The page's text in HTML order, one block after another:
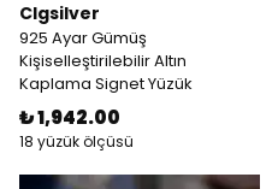
Clgsilver
925 Ayar Gümüş
Kişiselleştirilebilir Altın
Kaplama Signet Yüzük
₺ 1,942.00
18 yüzük ölçüsü